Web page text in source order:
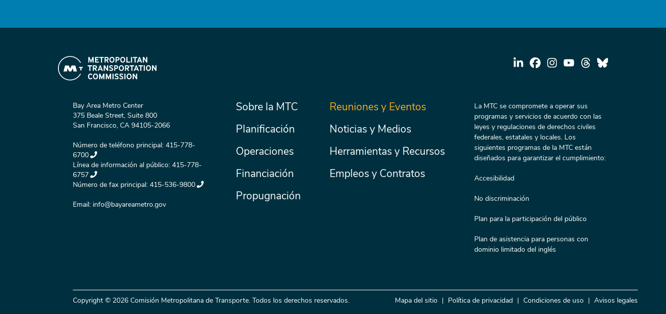
Bay Area Metro Center
375 Beale Street, Suite 800
San Francisco, CA 94105-2066
Número de teléfono principal: 415-778-
6700
Línea de información al público: 415-778-
6757
Número de fax principal: 415-536-9800
Email: info@bayareametro.gov
Menú
principal
Sobre la MTC
Planificación
Operaciones
Financiación
Propugnación
Secondary
Reuniones y Eventos
Noticias y Medios
Herramientas y Recursos
Empleos y Contratos
La MTC se compromete a operar sus
programas y servicios de acuerdo con las
leyes y regulaciones de derechos civiles
federales, estatales y locales. Los
siguientes programas de la MTC están
diseñados para garantizar el cumplimiento:
Accesibilidad
No discriminación
Plan para la participación del público
Plan de asistencia para personas con
dominio limitado del inglés
Mapa del sitio Política de privacidad Condiciones de uso Avisos legales
Copyright © 2026 Comisión Metropolitana de Transporte. Todos los derechos reservados.